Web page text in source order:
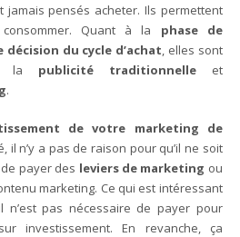
jamais pensés acheter. Ils permettent
Quant à la phase de
décision du cycle d’achat , elles sont
la publicité traditionnelle et
.
de votre marketing de
il n’y a pas de raison pour qu’il ne soit
payer des leviers de marketing ou
marketing. Ce qui est intéressant
n’est pas nécessaire de payer pour
investissement. En revanche, ça